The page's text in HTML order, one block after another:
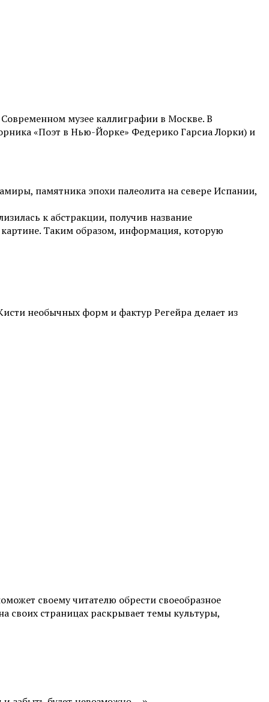
музее каллиграфии в Москве. В
«Поэт в Нью-Йорке» Федерико Гарсиа Лорки) и
памятника эпохи палеолита на севере Испании,
к абстракции, получив название
Таким образом, информация, которую
необычных форм и фактур Регейра делает из
своему читателю обрести своеобразное
своих страницах раскрывает темы культуры,